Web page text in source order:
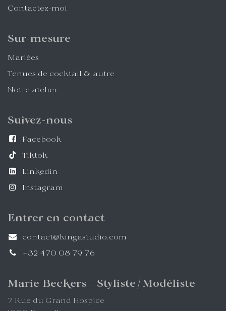
Contactez-moi
Sur-mesure
Mariées
Tenues de cocktail & autre
Notre atelier
Suivez-nous
Facebook
Tiktok
Linkedin
Instagram
Entrer en contact
contact@kingastudio.com
+32 470 08 79 76
Marie Beckers - Styliste/Modéliste
7 Rue du Grand Hospice